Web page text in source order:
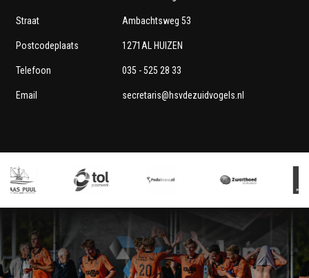
Straat Ambachtsweg 53
Postcodeplaats 1271AL HUIZEN
Telefoon 035 - 525 28 33
Email secretaris@hsvdezuidvogels.nl